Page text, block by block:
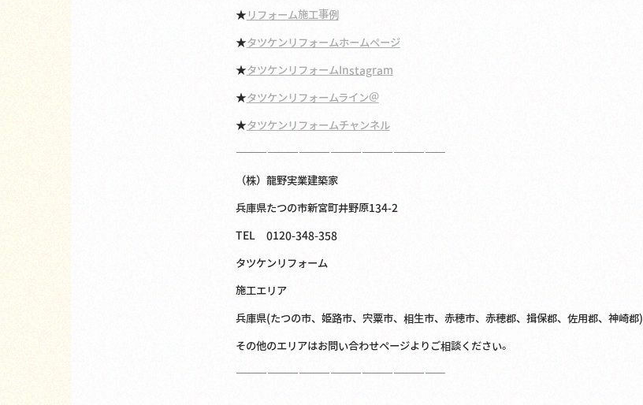
★リフォーム施工事例
★タツケンリフォームホームページ
★タツケンリフォームInstagram
★タツケンリフォームライン＠
★タツケンリフォームチャンネル
————————————————————
（株）龍野実業建築家
兵庫県たつの市新宮町井野原134-2
TEL 0120-348-358
タツケンリフォーム
施工エリア
兵庫県(たつの市、姫路市、宍粟市、相生市、赤穂市、赤穂郡、揖保郡、佐用郡、神崎郡)
その他のエリアはお問い合わせページよりご相談ください。
————————————————————